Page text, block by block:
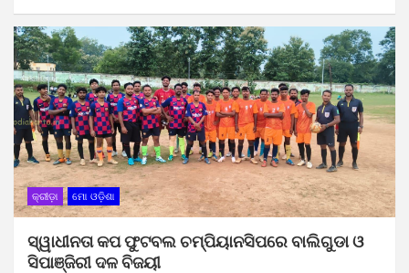
କ୍ରୀଡ଼ା ମୋ ଓଡ଼ିଶା
ସ୍ୱାଧୀନତା କପ ଫୁଟବଲ ଚମ୍ପିୟାନସିପରେ ବାଲିଗୁଡା ଓ
ସିପାଞ୍ଜିରୀ ଦଳ ବିଜୟୀ